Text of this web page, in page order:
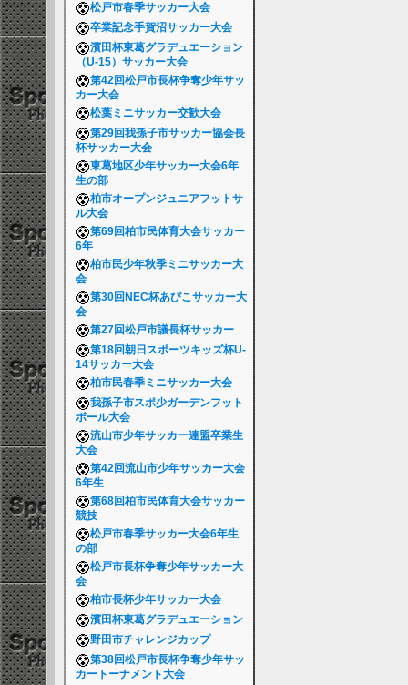
松戸市春季サッカー大会
卒業記念手賀沼サッカー大会
濱田杯東葛グラデュエーション
（U-15）サッカー大会
第42回松戸市長杯争奪少年サッ
カー大会
松葉ミニサッカー交歓大会
第29回我孫子市サッカー協会長
杯サッカー大会
東葛地区少年サッカー大会6年
生の部
柏市オープンジュニアフットサ
ル大会
第69回柏市民体育大会サッカー
6年
柏市民少年秋季ミニサッカー大
会
第30回NEC杯あびこサッカー大
会
第27回松戸市議長杯サッカー
第18回朝日スポーツキッズ杯U-
14サッカー大会
柏市民春季ミニサッカー大会
我孫子市スポ少ガーデンフット
ボール大会
流山市少年サッカー連盟卒業生
大会
第42回流山市少年サッカー大会
6年生
第68回柏市民体育大会サッカー
競技
松戸市春季サッカー大会6年生
の部
松戸市長杯争奪少年サッカー大
会
柏市長杯少年サッカー大会
濱田杯東葛グラデュエーション
野田市チャレンジカップ
第38回松戸市長杯争奪少年サッ
カートーナメント大会